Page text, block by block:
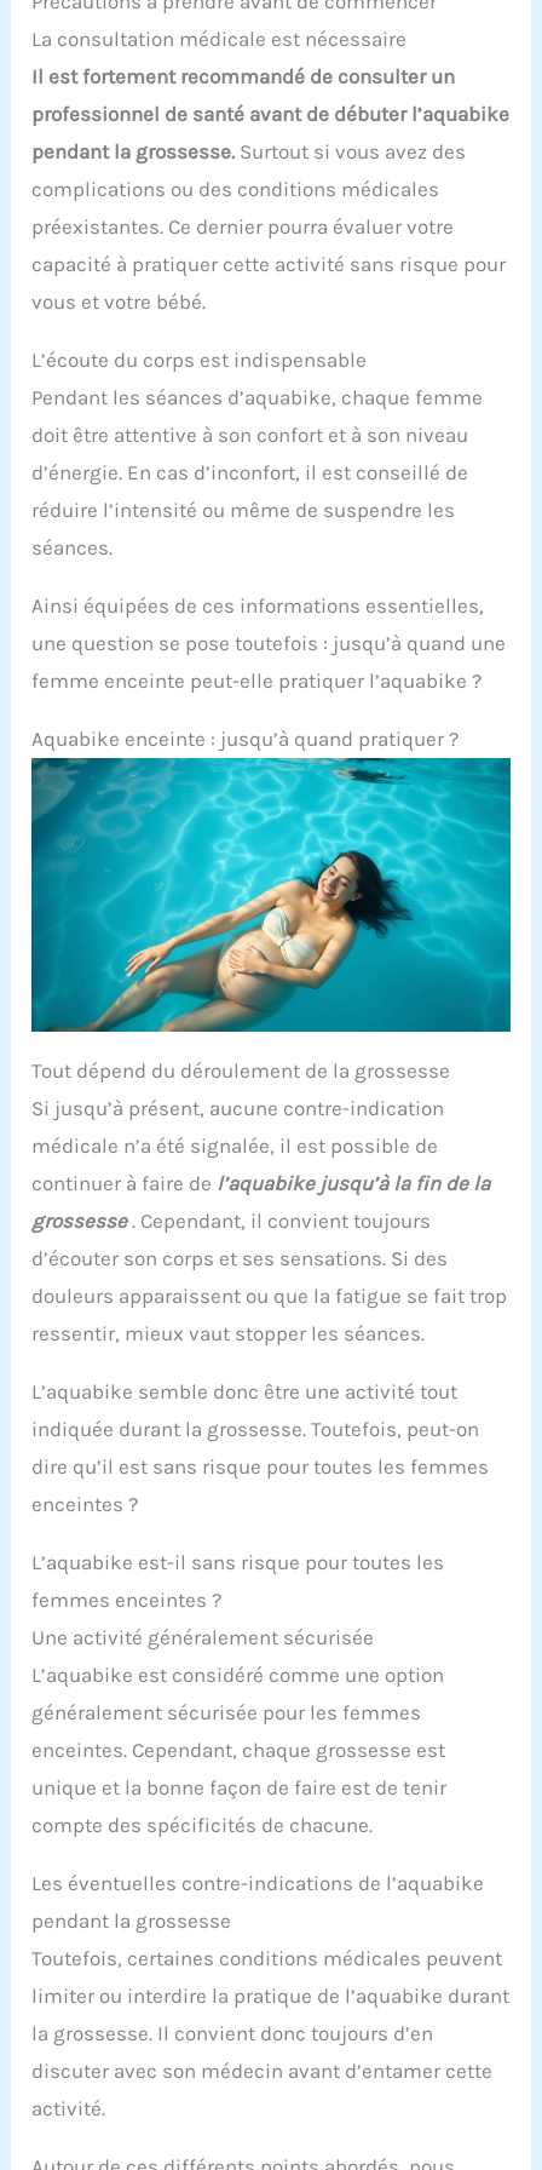
La consultation médicale est nécessaire
Il est fortement recommandé de consulter un
professionnel de santé avant de débuter l’aquabike
pendant la grossesse. Surtout si vous avez des
complications ou des conditions médicales
préexistantes. Ce dernier pourra évaluer votre
capacité à pratiquer cette activité sans risque pour
vous et votre bébé.
L’écoute du corps est indispensable
Pendant les séances d’aquabike, chaque femme
doit être attentive à son confort et à son niveau
d’énergie. En cas d’inconfort, il est conseillé de
réduire l’intensité ou même de suspendre les
séances.
Ainsi équipées de ces informations essentielles,
une question se pose toutefois : jusqu’à quand une
femme enceinte peut-elle pratiquer l’aquabike ?
Aquabike enceinte : jusqu’à quand pratiquer ?
Tout dépend du déroulement de la grossesse
Si jusqu’à présent, aucune contre-indication
médicale n’a été signalée, il est possible de
continuer à faire de l’aquabike jusqu’à la fin de la
grossesse. Cependant, il convient toujours
d’écouter son corps et ses sensations. Si des
douleurs apparaissent ou que la fatigue se fait trop
ressentir, mieux vaut stopper les séances.
L’aquabike semble donc être une activité tout
indiquée durant la grossesse. Toutefois, peut-on
dire qu’il est sans risque pour toutes les femmes
enceintes ?
L’aquabike est-il sans risque pour toutes les
femmes enceintes ?
Une activité généralement sécurisée
L’aquabike est considéré comme une option
généralement sécurisée pour les femmes
enceintes. Cependant, chaque grossesse est
unique et la bonne façon de faire est de tenir
compte des spécificités de chacune.
Les éventuelles contre-indications de l’aquabike
pendant la grossesse
Toutefois, certaines conditions médicales peuvent
limiter ou interdire la pratique de l’aquabike durant
la grossesse. Il convient donc toujours d’en
discuter avec son médecin avant d’entamer cette
activité.